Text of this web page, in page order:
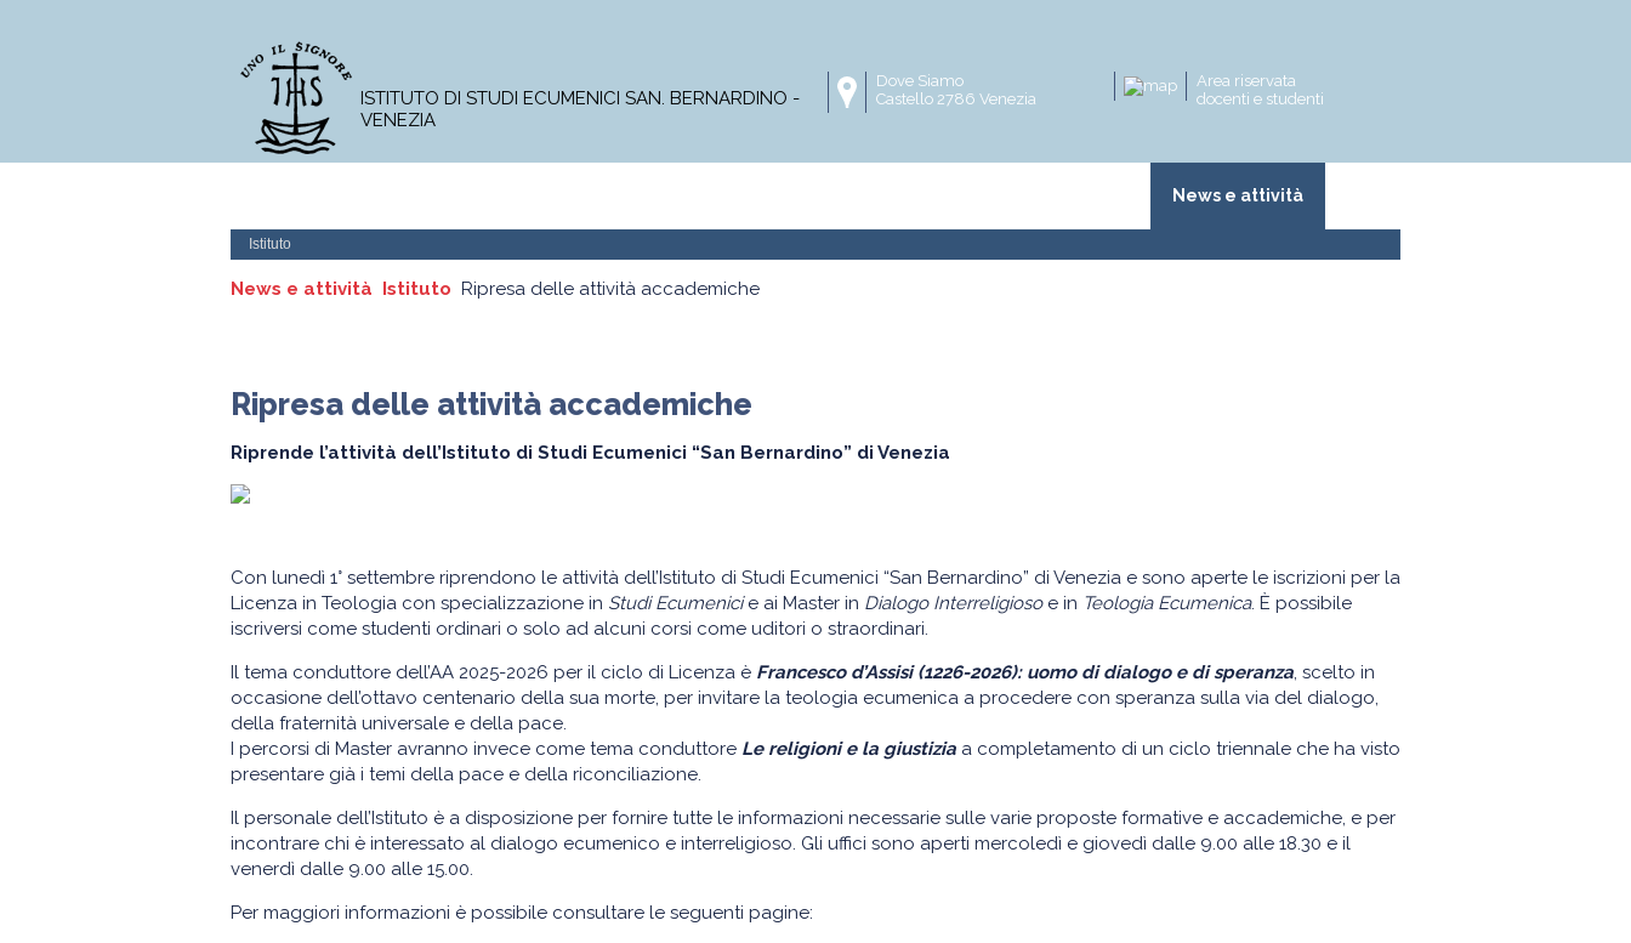
ISTITUTO DI STUDI ECUMENICI SAN. BERNARDINO -
VENEZIA
Dove Siamo
Castello 2786 Venezia
Area riservata
docenti e studenti
News e attività
Istituto
News e attività Istituto Ripresa delle attività accademiche
Ripresa delle attività accademiche
Riprende l’attività dell’Istituto di Studi Ecumenici “San Bernardino” di Venezia
Con lunedì 1° settembre riprendono le attività dell’Istituto di Studi Ecumenici “San Bernardino” di Venezia e sono aperte le iscrizioni per la
Licenza in Teologia con specializzazione in Studi Ecumenicie ai Master in Dialogo Interreligiosoe in Teologia Ecumenica. È possibile
iscriversi come studenti ordinari o solo ad alcuni corsi come uditori o straordinari.
Il tema conduttore dell’AA 2025-2026 per il ciclo di Licenza è Francesco d’Assisi (1226-2026): uomo di dialogo e di speranza, scelto in
occasione dell’ottavo centenario della sua morte, per invitare la teologia ecumenica a procedere con speranza sulla via del dialogo,
della fraternità universale e della pace.
I percorsi di Master avranno invece come tema conduttore Le religioni e la giustizia a completamento di un ciclo triennale che ha visto
presentare già i temi della pace e della riconciliazione.
Il personale dell’Istituto è a disposizione per fornire tutte le informazioni necessarie sulle varie proposte formative e accademiche, e per
incontrare chi è interessato al dialogo ecumenico e interreligioso. Gli uffici sono aperti mercoledì e giovedì dalle 9.00 alle 18.30 e il
venerdì dalle 9.00 alle 15.00.
Per maggiori informazioni è possibile consultare le seguenti pagine: